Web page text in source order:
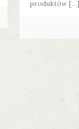
produktów […]